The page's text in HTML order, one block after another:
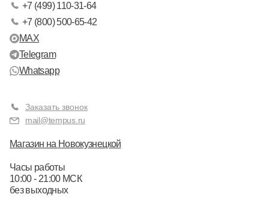
+7 (499) 110-31-64
+7 (800) 500-65-42
MAX
Telegram
Whatsapp
Заказать звонок
mail@tempus.ru
Магазин на Новокузнецкой
Часы работы
10:00 - 21:00 МСК
без выходных